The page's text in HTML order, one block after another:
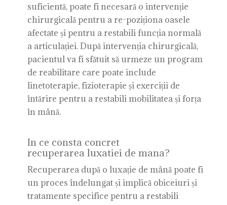
suficientă, poate fi necesară o intervenție
chirurgicală pentru a re-poziționa oasele
afectate și pentru a restabili funcția normală
a articulației. După intervenția chirurgicală,
pacientul va fi sfătuit să urmeze un program
de reabilitare care poate include
linetoterapie, fizioterapie și exerciții de
întărire pentru a restabili mobilitatea și forța
în mână.
In ce consta concret
recuperarea luxatiei de mana?
Recuperarea după o luxație de mână poate fi
un proces îndelungat și implică obiceiuri și
tratamente specifice pentru a restabili